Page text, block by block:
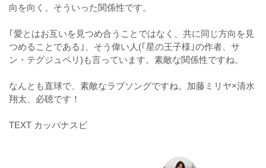
向を向く。そういった関係性です。
｢愛とはお互いを見つめ合うことではなく、共に同じ方向を見
つめることである｣、そう偉い人(｢星の王子様｣の作者、サ
ン・テグジュペリ)も言っています。素敵な関係性ですね。
なんとも直球で、素敵なラブソングですね。加藤ミリヤ×清水
翔太、必聴です！
TEXT カッパナスビ